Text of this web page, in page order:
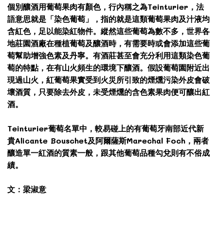
個別釀酒用葡萄果肉有顏色，行內稱之為Teinturier，法
語意思就是「染色葡萄」，指的就是這類葡萄果肉及汁液均
含紅色，足以能染紅物件。縱然這些葡萄為數不多，世界各
地莊園酒廠在種植葡萄及釀酒時，有需要時或會添加這些葡
萄幫助增強色素及丹寧。有酒莊甚至會充分利用這類染色葡
萄的特點，在有山火頻生的環境下釀酒。假設葡萄園附近出
現過山火，紅葡萄果實受到火災所引致的煙燻污染外皮會破
壞酒質，只要除去外皮，未受煙燻的含色素果肉便可釀出紅
酒。
Teinturier葡萄名單中，較易碰上的有葡萄牙南部近代新
貴Alicante Bouschet及阿爾薩斯Marechal Foch，兩者
釀造單一紅酒的質素一般，跟其他葡萄品種勾兌則有不俗成
績。
文：梁淑意